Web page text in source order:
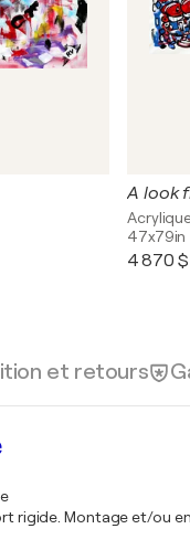
A look
47x79in
4 870
et retours
rigide. Montage et/ou